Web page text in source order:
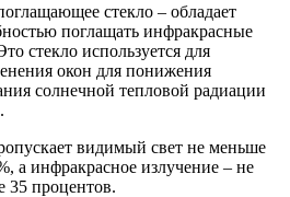
стекло – обладает
поглащать инфракрасные
стекло используется для
окон для понижения
солнечной тепловой радиации
видимый свет не меньше
а инфракрасное излучение – не
35 процентов.